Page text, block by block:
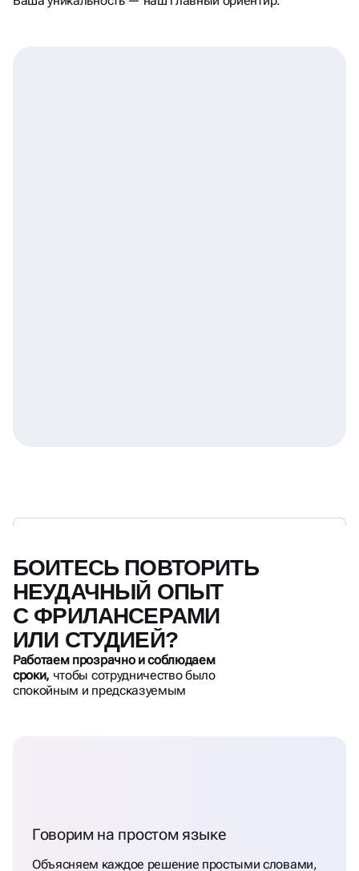
БОИТЕСЬ ПОВТОРИТЬ
НЕУДАЧНЫЙ ОПЫТ
С ФРИЛАНСЕРАМИ
ИЛИ СТУДИЕЙ?
Работаем прозрачно и соблюдаем
сроки, чтобы сотрудничество было
спокойным и предсказуемым
Говорим на простом языке
Объясняем каждое решение простыми словами,